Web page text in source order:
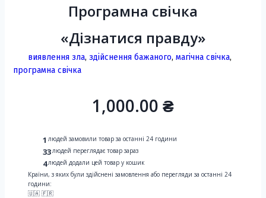
Програмна свічка
«Дізнатися правду»
виявлення зла, здійснення бажаного, магічна свічка,
програмна свічка
1,000.00 ₴
1 людей замовили товар за останні 24 години
33 людей переглядає товар зараз
4 людей додали цей товар у кошик
Країни, з яких були здійснені замовлення або перегляди за останні 24
години:
🇺🇦 🇫🇷